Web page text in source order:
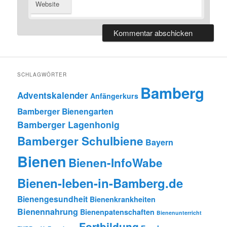
Website
SCHLAGWÖRTER
Adventskalender Anfängerkurs Bamberg
Bamberger Bienengarten
Bamberger Lagenhonig
Bamberger Schulbiene Bayern
Bienen Bienen-InfoWabe
Bienen-leben-in-Bamberg.de
Bienengesundheit Bienenkrankheiten
Bienennahrung Bienenpatenschaften Bienenunterricht